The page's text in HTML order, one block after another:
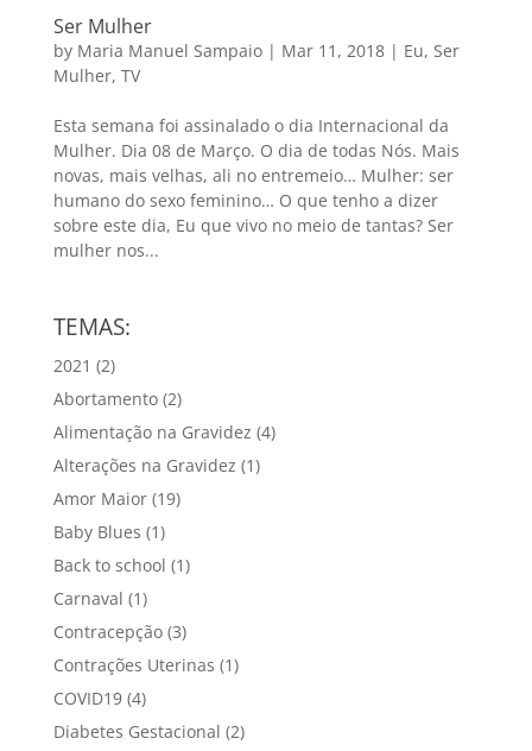
Ser Mulher
by Maria Manuel Sampaio| Mar 11, 2018| Eu, Ser
Mulher, TV
Esta semana foi assinalado o dia Internacional da
Mulher. Dia 08 de Março. O dia de todas Nós. Mais
novas, mais velhas, ali no entremeio… Mulher: ser
humano do sexo feminino… O que tenho a dizer
sobre este dia, Eu que vivo no meio de tantas? Ser
mulher nos...
TEMAS:
2021 (2)
Abortamento(2)
Alimentação na Gravidez (4)
Alterações na Gravidez (1)
Amor Maior(19)
Baby Blues (1)
Back to school (1)
Carnaval (1)
Contracepção(3)
Contrações Uterinas (1)
COVID19(4)
Diabetes Gestacional (2)